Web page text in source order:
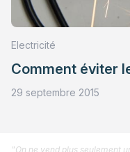
Electricité
Comment éviter
29 septembre 2015
"On ne vend plus seulement